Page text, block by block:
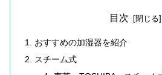
目次
おすすめの加湿器を紹介
スチーム式